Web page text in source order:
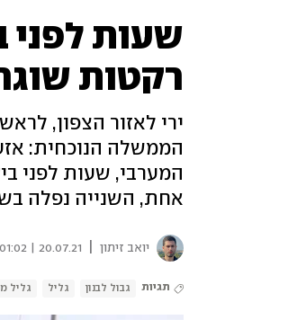
שעות לפני
רקטות
ירי לאזור הצפון,
המערבי, שעות לפני
אחת, השנייה נפלה
יואב זיתון 20.07.21 | 01:02
תגיות גבול לבנון גליל גליל